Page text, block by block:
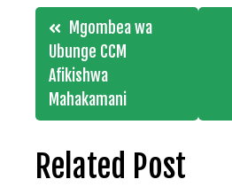
Post
navigation
Mgombea wa
Ubunge CCM
Afikishwa
Mahakamani
Related Post